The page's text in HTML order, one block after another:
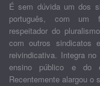
É sem dúvida um dos
português, com um
respeitador do
com outros sindicatos
reivindicativa. Integra
ensino público e do
Recentemente alargou o